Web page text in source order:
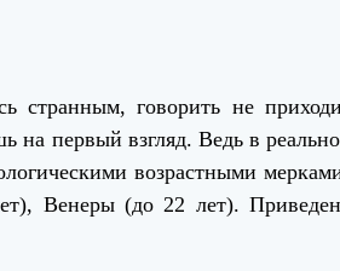
странным, говорить не
на первый взгляд. Ведь в
возрастными
Венеры (до 22 лет).